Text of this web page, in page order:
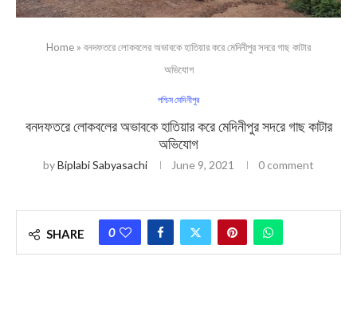
Home » বনদফতরে লোকবলের অভাবকে হাতিয়ার করে মেদিনীপুর সদরে গাছ কাটার
অভিযোগ
পশ্চিম মেদিনীপুর
বনদফতরে লোকবলের অভাবকে হাতিয়ার করে মেদিনীপুর সদরে গাছ কাটার
অভিযোগ
byBiplabi Sabyasachi June 9, 2021 0 comment
SHARE 0